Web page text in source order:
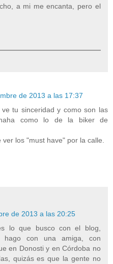
a mi me encanta, pero el
de 2013 a las 17:37
tu sinceridad y como son las
como lo de la biker de
los "must have" por la calle.
de 2013 a las 20:25
lo que busco con el blog,
con una amiga, con
en Donosti y en Córdoba no
quizás es que la gente no